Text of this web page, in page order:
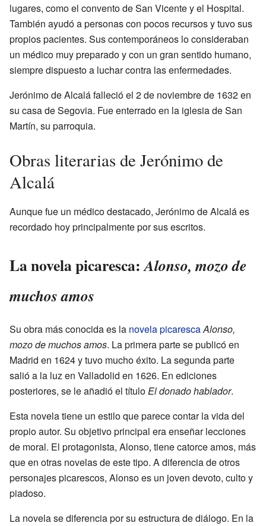
lugares, como el convento de San Vicente y el Hospital.
También ayudó a personas con pocos recursos y tuvo sus
propios pacientes. Sus contemporáneos lo consideraban
un médico muy preparado y con un gran sentido humano,
siempre dispuesto a luchar contra las enfermedades.
Jerónimo de Alcalá falleció el 2 de noviembre de 1632 en
su casa de Segovia. Fue enterrado en la iglesia de San
Martín, su parroquia.
Obras literarias de Jerónimo de
Alcalá
Aunque fue un médico destacado, Jerónimo de Alcalá es
recordado hoy principalmente por sus escritos.
La novela picaresca:Alonso, mozo de
muchos amos
Su obra más conocida es la novela picarescaAlonso,
mozo de muchos amos. La primera parte se publicó en
Madrid en 1624 y tuvo mucho éxito. La segunda parte
salió a la luz en Valladolid en 1626. En ediciones
posteriores, se le añadió el títuloEl donado hablador.
Esta novela tiene un estilo que parece contar la vida del
propio autor. Su objetivo principal era enseñar lecciones
de moral. El protagonista, Alonso, tiene catorce amos, más
que en otras novelas de este tipo. A diferencia de otros
personajes picarescos, Alonso es un joven devoto, culto y
piadoso.
La novela se diferencia por su estructura de diálogo. En la